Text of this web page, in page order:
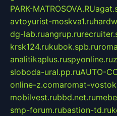
PARK-MATROSOVA.RU
avtoyurist-moskva1.ru
dg-lab.ruangrup.ru
krsk124.rukubok.spb.ru
analitikaplus.ruspyonline.ru
sloboda-ural.pp.ruAUTO-
online-z.comaromat-
mobilvest.rubbd.net.ru
smp-forum.rubastion-td.ru